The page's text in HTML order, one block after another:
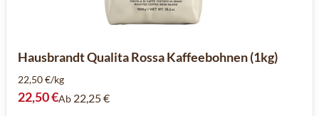
Hausbrandt Qualita Rossa Kaffeebohnen (1kg)
22,50 €/kg
22,50 €Ab 22,25 €